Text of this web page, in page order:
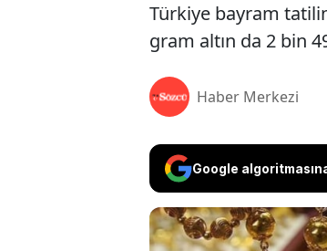
Türkiye bayram
gram altın da 2 bin
Haber Merkezi
Google